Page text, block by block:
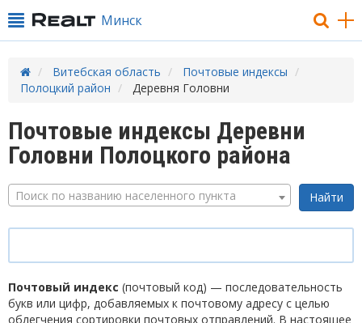
Минск
Витебская область
Почтовые индексы
Полоцкий район
Деревня Головни
Почтовые индексы Деревни
Головни Полоцкого района
Поиск по названию населенного пункта
Почтовый индекс (почтовый код) — последовательность
букв или цифр, добавляемых к почтовому адресу с целью
облегчения сортировки почтовых отправлений. В настоящее